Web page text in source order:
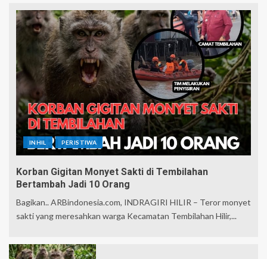
INHIL PERISTIWA
Korban Gigitan Monyet Sakti di Tembilahan
Bertambah Jadi 10 Orang
Bagikan.. ARBindonesia.com, INDRAGIRI HILIR – Teror monyet
sakti yang meresahkan warga Kecamatan Tembilahan Hilir,...